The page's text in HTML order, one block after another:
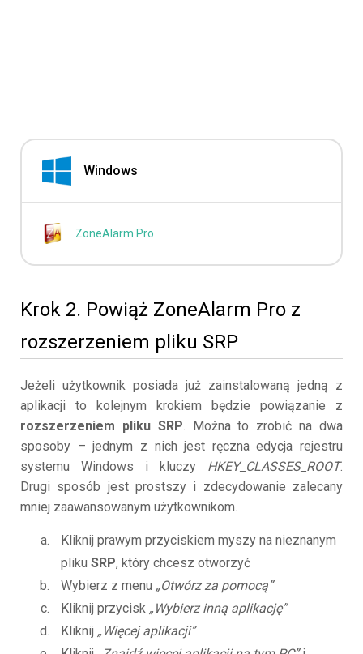
Windows
ZoneAlarm Pro
Krok 2. Powiąż ZoneAlarm Pro z
rozszerzeniem pliku SRP
Jeżeli użytkownik posiada już zainstalowaną jedną z
aplikacji to kolejnym krokiem będzie powiązanie z
rozszerzeniem pliku SRP. Można to zrobić na dwa
sposoby – jednym z nich jest ręczna edycja rejestru
systemu Windows i kluczy HKEY_CLASSES_ROOT.
Drugi sposób jest prostszy i zdecydowanie zalecany
mniej zaawansowanym użytkownikom.
Kliknij prawym przyciskiem myszy na nieznanym
pliku SRP, który chcesz otworzyć
Wybierz z menu „Otwórz za pomocą”
Kliknij przycisk „Wybierz inną aplikację”
Kliknij „Więcej aplikacji”